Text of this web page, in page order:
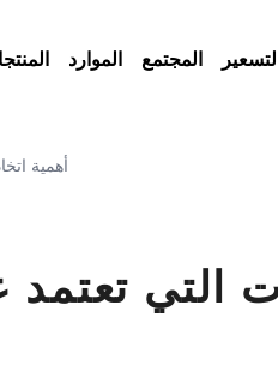
الموارد المجتمع التسعير
أهمية
التي